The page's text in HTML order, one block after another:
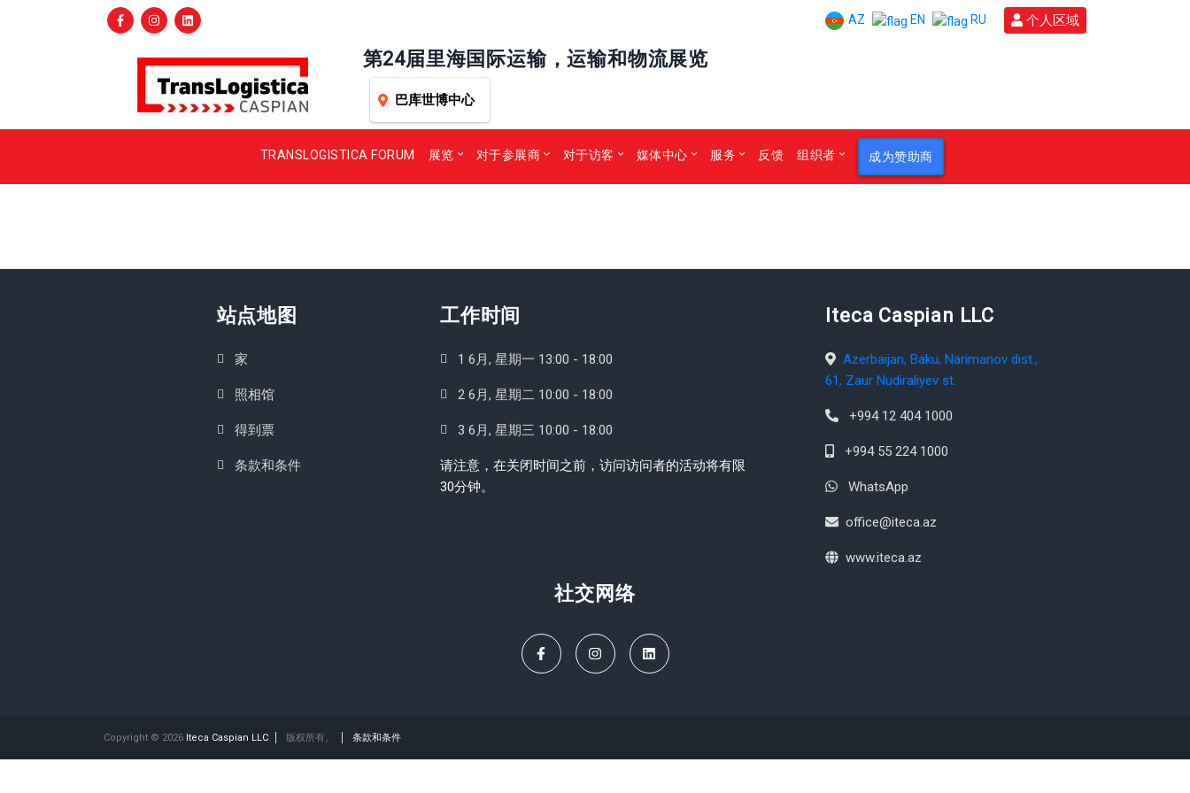
AZ EN RU 个人区域
第24届里海国际运输，运输和物流展览
巴库世博中心
TRANSLOGISTICA FORUM 展览 对于参展商 对于访客 媒体中心 服务 反馈 组织者 成为赞助商
站点地图
家
照相馆
得到票
条款和条件
工作时间
1 6月, 星期一 13:00 - 18:00
2 6月, 星期二 10:00 - 18:00
3 6月, 星期三 10:00 - 18:00
请注意，在关闭时间之前，访问访问者的活动将有限
30分钟。
Iteca Caspian LLC
Azerbaijan, Baku, Narimanov dist.,
61, Zaur Nudiraliyev st.
+994 12 404 1000
+994 55 224 1000
WhatsApp
office@iteca.az
www.iteca.az
社交网络
Copyright © 2026 Iteca Caspian LLC 版权所有。 条款和条件